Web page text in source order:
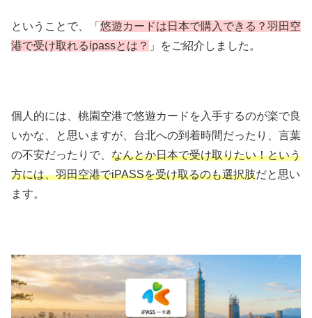
ということで、「 悠遊カードは日本で購入できる？羽田空
港で受け取れるipassとは？ 」をご紹介しました。
個人的には、桃園空港で悠遊カードを入手するのが楽で良
いかな、と思いますが、台北への到着時間だったり、言葉
の不安だったりで、 なんとか日本で受け取りたい！という
方には、羽田空港でiPASSを受け取るのも選択肢だと思い
ます。